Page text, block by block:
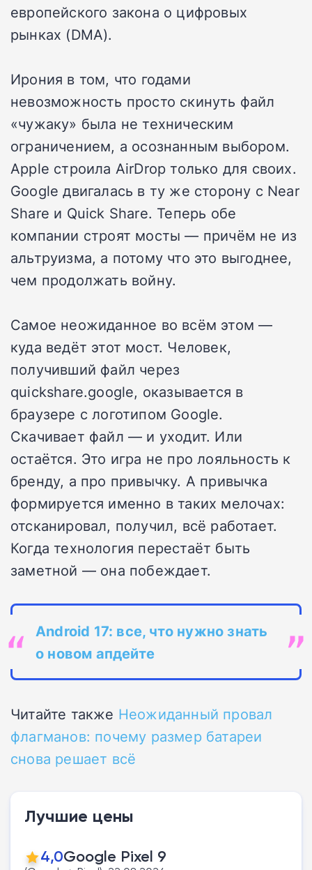
европейского закона о цифровых
рынках (DMA).
Ирония в том, что годами
невозможность просто скинуть файл
«чужаку» была не техническим
ограничением, а осознанным выбором.
Apple строила AirDrop только для своих.
Google двигалась в ту же сторону с Near
Share и Quick Share. Теперь обе
компании строят мосты — причём не из
альтруизма, а потому что это выгоднее,
чем продолжать войну.
Самое неожиданное во всём этом —
куда ведёт этот мост. Человек,
получивший файл через
quickshare.google, оказывается в
браузере с логотипом Google.
Скачивает файл — и уходит. Или
остаётся. Это игра не про лояльность к
бренду, а про привычку. А привычка
формируется именно в таких мелочах:
отсканировал, получил, всё работает.
Когда технология перестаёт быть
заметной — она побеждает.
Android 17: все, что нужно знать
о новом апдейте
Читайте также Неожиданный провал
флагманов: почему размер батареи
снова решает всё
Лучшие цены
4,0Google Pixel 9